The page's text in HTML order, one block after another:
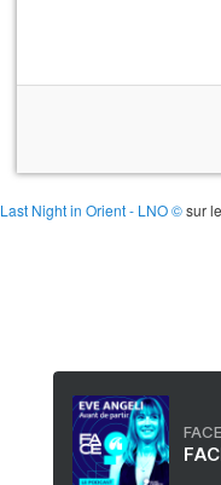
Last Night in Orient - LNO ©sur